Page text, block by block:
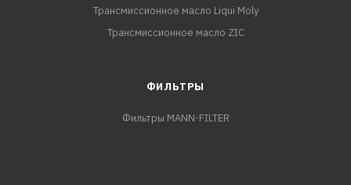
Трансмиссионное масло Liqui Moly
Трансмиссионное масло ZIC
ФИЛЬТРЫ
Фильтры MANN-FILTER